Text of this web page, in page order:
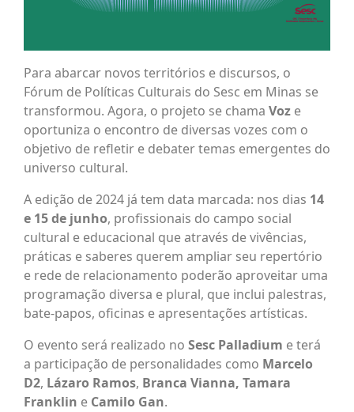
Para abarcar novos territórios e discursos, o
Fórum de Políticas Culturais do Sesc em Minas se
transformou. Agora, o projeto se chama Voz e
oportuniza o encontro de diversas vozes com o
objetivo de refletir e debater temas emergentes do
universo cultural.
A edição de 2024 já tem data marcada: nos dias 14
e 15 de junho, profissionais do campo social
cultural e educacional que através de vivências,
práticas e saberes querem ampliar seu repertório
e rede de relacionamento poderão aproveitar uma
programação diversa e plural, que inclui palestras,
bate-papos, oficinas e apresentações artísticas.
O evento será realizado no Sesc Palladium e terá
a participação de personalidades como Marcelo
D2, Lázaro Ramos, Branca Vianna, Tamara
Franklin e Camilo Gan.